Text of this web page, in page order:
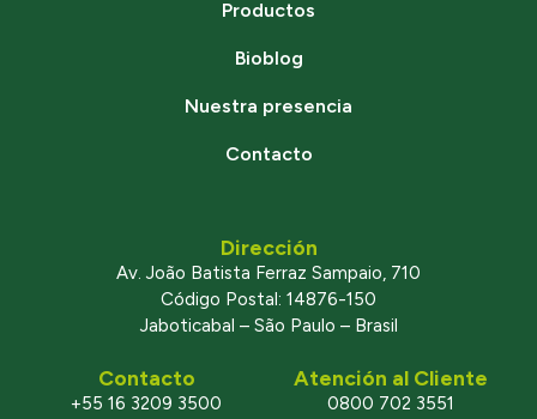
Productos
Bioblog
Nuestra presencia
Contacto
Dirección
Av. João Batista Ferraz Sampaio, 710
Código Postal: 14876-150
Jaboticabal – São Paulo – Brasil
Contacto
+55 16 3209 3500
Atención al Cliente
0800 702 3551